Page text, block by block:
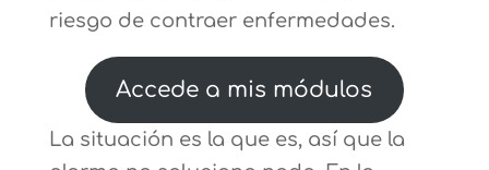
riesgo de contraer enfermedades.
Accede a mis módulos
La situación es la que es, así que la